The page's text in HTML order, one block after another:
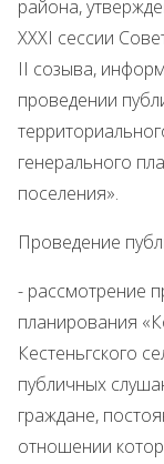
района,
XXXI сессии
II созыва,
проведении
генерального
поселения».
Проведение
- рассмотрение
планирования
Кестеньгского
публичных
граждане,
отношении